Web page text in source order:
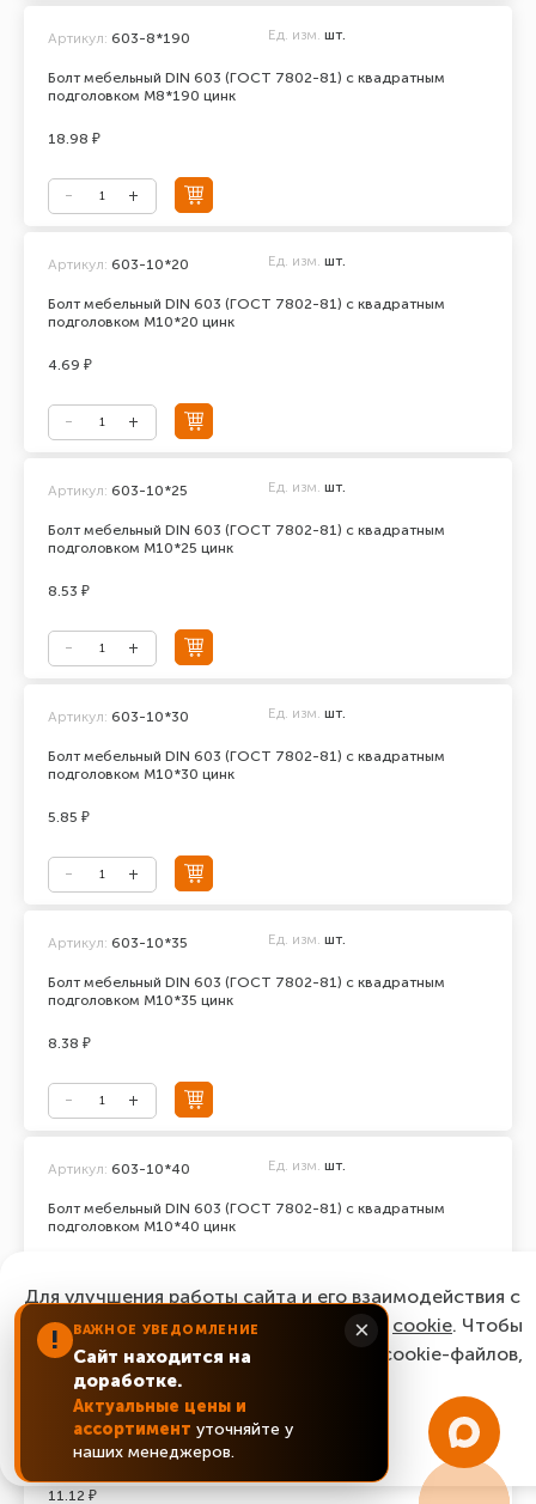
Болт мебельный DIN 603 (ГОСТ 7802-81) с квадратным
подголовком М8*190 цинк
Артикул: 603-8*190 Ед. изм. шт.
18.98 ₽
Болт мебельный DIN 603 (ГОСТ 7802-81) с квадратным
подголовком М10*20 цинк
Артикул: 603-10*20 Ед. изм. шт.
4.69 ₽
Болт мебельный DIN 603 (ГОСТ 7802-81) с квадратным
подголовком М10*25 цинк
Артикул: 603-10*25 Ед. изм. шт.
8.53 ₽
Болт мебельный DIN 603 (ГОСТ 7802-81) с квадратным
подголовком М10*30 цинк
Артикул: 603-10*30 Ед. изм. шт.
5.85 ₽
Болт мебельный DIN 603 (ГОСТ 7802-81) с квадратным
подголовком М10*35 цинк
Артикул: 603-10*35 Ед. изм. шт.
8.38 ₽
Болт мебельный DIN 603 (ГОСТ 7802-81) с квадратным
подголовком М10*40 цинк
Артикул: 603-10*40 Ед. изм. шт.
Болт мебельный DIN 603 (ГОСТ 7802-81) с квадратным
подголовком М10*50 цинк
Артикул:
11.12 ₽
! ВАЖНОЕ УВЕДОМЛЕНИЕ
Сайт находится на
доработке.
Актуальные цены и
ассортимент уточняйте у
наших менеджеров.
×
Для улучшения работы сайта и его взаимодействия с
пользователями мы используем файлы cookie. Чтобы
согласиться с нашим использованием cookie-файлов,
нажмите “Ок, понятно!”
ОК, понятно!